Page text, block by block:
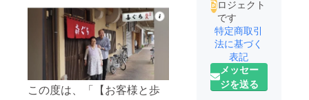
この度は、「【お客様と歩
ロジェクト
です
特定商取引
法に基づく
表記
メッセー
ジを送る